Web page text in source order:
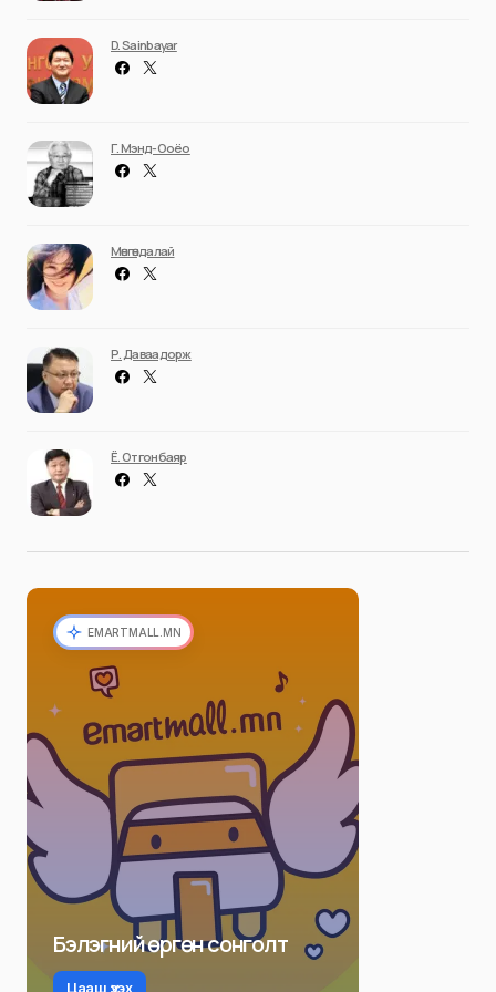
D. Sainbayar
Г. Мэнд-Ооёо
Мөнгөндалай
Р. Даваадорж
Ё. Отгонбаяр
EMARTMALL.MN
Бэлэгний өргөн сонголт
Цааш үзэх